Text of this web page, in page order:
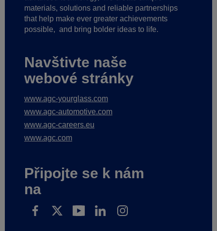
materials, solutions and reliable partnerships
that help make ever greater achievements
possible, and bring bolder ideas to life.
Navštivte naše
webové stránky
www.agc-yourglass.com
www.agc-automotive.com
www.agc-careers.eu
www.agc.com
Připojte se k nám
na